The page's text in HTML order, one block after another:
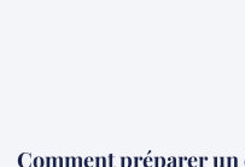
Comment préparer un